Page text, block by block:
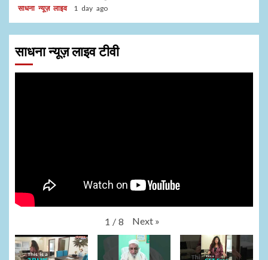
साधना न्यूज़ लाइव 1 day ago
साधना न्यूज़ लाइव टीवी
1 / 8 Next »